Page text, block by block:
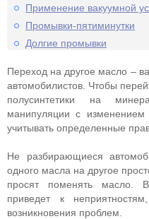
Применение вакуумной
Промывки-пятиминутки
Долгие промывки
Переход на другое масло –
автомобилистов. Чтобы
полусинтетики на
манипуляции с изменением
учитывать определенные
Не разбирающиеся
одного масла на другое
просят поменять масло.
приведет к
возникновения проблем.